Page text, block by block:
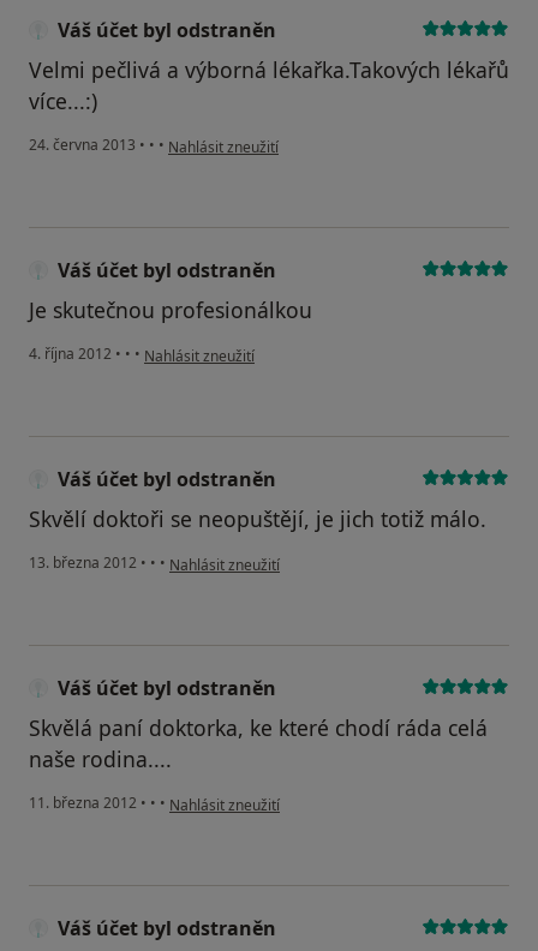
Váš účet byl odstraněn
Velmi pečlivá a výborná lékařka.Takových lékařů
více...:)
24. června 2013 • • • podle názoru uživatele Váš účet byl odstraněn
Nahlásit zneužití
Váš účet byl odstraněn
Je skutečnou profesionálkou
4. října 2012 • • • podle názoru uživatele Váš účet byl odstraněn
Nahlásit zneužití
Váš účet byl odstraněn
Skvělí doktoři se neopuštějí, je jich totiž málo.
13. března 2012 • • • podle názoru uživatele Váš účet byl odstraněn
Nahlásit zneužití
Váš účet byl odstraněn
Skvělá paní doktorka, ke které chodí ráda celá
naše rodina....
11. března 2012 • • • podle názoru uživatele Váš účet byl odstraněn
Nahlásit zneužití
Váš účet byl odstraněn